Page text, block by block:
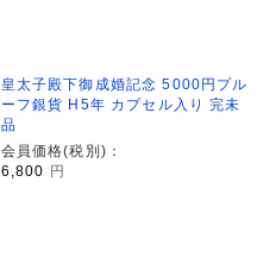
皇太子殿下御成婚記念 5000円プル
ーフ銀貨 H5年 カプセル入り 完未
品
会員価格(税別)：
6,800
円